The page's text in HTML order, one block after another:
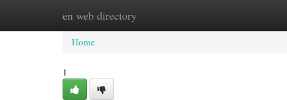
en web directory
Home New Site Listings
Home
1